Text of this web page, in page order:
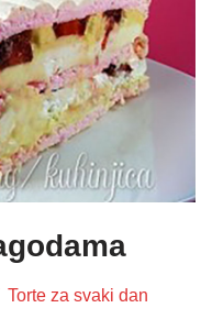
Torte za svaki dan